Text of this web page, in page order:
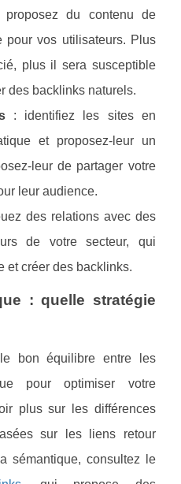
proposez du contenu de
pour vos utilisateurs. Plus
plus il sera susceptible
des backlinks naturels.
: identifiez les sites en
et proposez-leur un
leur de partager votre
leur audience.
des relations avec des
de votre secteur, qui
et créer des backlinks.
: quelle stratégie
bon équilibre entre les
pour optimiser votre
plus sur les différences
sur les liens retour
sémantique, consultez le